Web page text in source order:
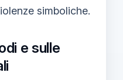
simboliche.
e sulle